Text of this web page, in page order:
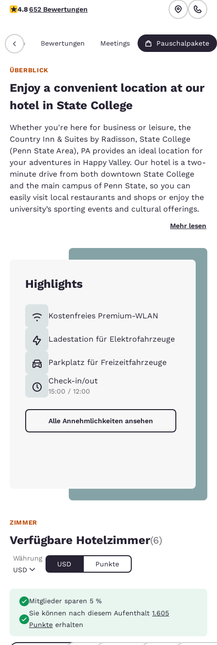
4.76-Sterne-Bewertung. Außergewöhnlich.
4.8652 Bewertungen
Info Bewertungen Meetings Pauschalpakete
ÜBERBLICK
Enjoy a convenient location at our
hotel in State College
Whether you're here for business or leisure, the
Country Inn & Suites by Radisson, State College
(Penn State Area), PA provides an ideal location for
your adventures in Happy Valley. Our hotel is a two-
minute drive from both downtown State College
and the main campus of Penn State, so you can
easily visit local restaurants and shops or enjoy the
university’s sporting events and cultural offerings.
Mehr lesen
Highlights
Kostenfreies Premium-WLAN
Ladestation für Elektrofahrzeuge
Parkplatz für Freizeitfahrzeuge
Check-in/out
15:00 / 12:00
Alle Annehmlichkeiten ansehen
ZIMMER
Verfügbare Hotelzimmer(6)
USD
Währung
USD Punkte
Mitglieder sparen 5 %
Sie können nach diesem Aufenthalt 1.605
Punkte erhalten